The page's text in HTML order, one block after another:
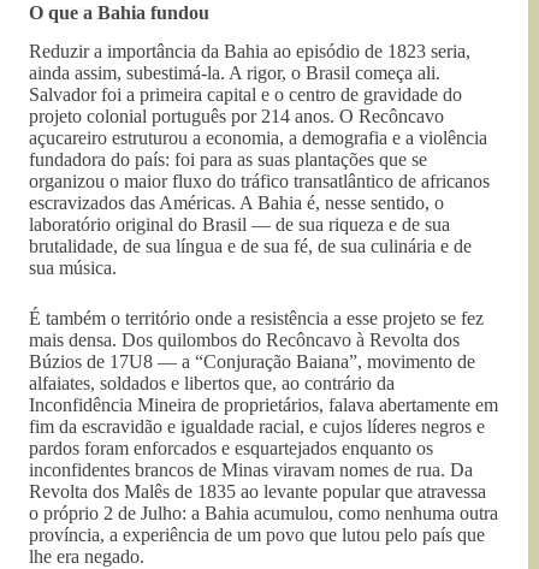
O que a Bahia fundou
Reduzir a importância da Bahia ao episódio de 1823 seria,
ainda assim, subestimá-la. A rigor, o Brasil começa ali.
Salvador foi a primeira capital e o centro de gravidade do
projeto colonial português por 214 anos. O Recôncavo
açucareiro estruturou a economia, a demografia e a violência
fundadora do país: foi para as suas plantações que se
organizou o maior fluxo do tráfico transatlântico de africanos
escravizados das Américas. A Bahia é, nesse sentido, o
laboratório original do Brasil — de sua riqueza e de sua
brutalidade, de sua língua e de sua fé, de sua culinária e de
sua música.
É também o território onde a resistência a esse projeto se fez
mais densa. Dos quilombos do Recôncavo à Revolta dos
Búzios de 17U8 — a “Conjuração Baiana”, movimento de
alfaiates, soldados e libertos que, ao contrário da
Inconfidência Mineira de proprietários, falava abertamente em
fim da escravidão e igualdade racial, e cujos líderes negros e
pardos foram enforcados e esquartejados enquanto os
inconfidentes brancos de Minas viravam nomes de rua. Da
Revolta dos Malês de 1835 ao levante popular que atravessa
o próprio 2 de Julho: a Bahia acumulou, como nenhuma outra
província, a experiência de um povo que lutou pelo país que
lhe era negado.